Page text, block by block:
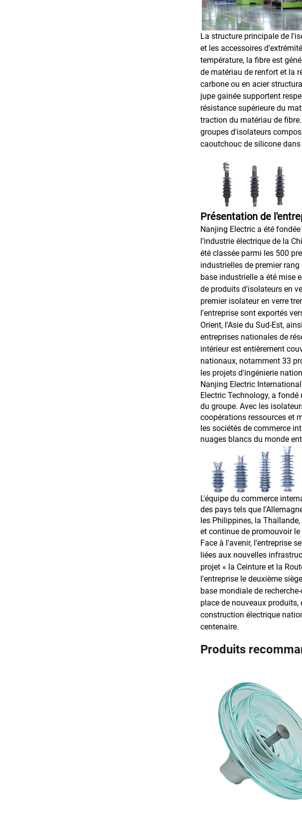
La structure principale de
et les accessoires
température, la fibre est
de matériau de renfort et la
carbone ou en acier
jupe gainée supportent
résistance supérieure du
traction du matériau de
groupes d'isolateurs
caoutchouc de silicone
Présentation de
Nanjing Electric a été
l'industrie électrique de la
été classée parmi les 500
industrielles de premier
base industrielle a été mise
de produits d'isolateurs en
premier isolateur en verre
l'entreprise sont exportés
Orient, l'Asie du Sud-Est,
entreprises nationales de
intérieur est entièrement
nationaux, notamment 33
les projets d'ingénierie
Nanjing Electric
Electric Technology, a
du groupe. Avec les
coopérations ressources et
les sociétés de commerce
nuages blancs du monde
L'équipe du commerce
des pays tels que
les Philippines, la
et continue de promouvoir
Face à l'avenir, l'entreprise
liées aux nouvelles
projet « la Ceinture et la
l'entreprise le deuxième
base mondiale de
place de nouveaux
construction électrique
centenaire.
Produits